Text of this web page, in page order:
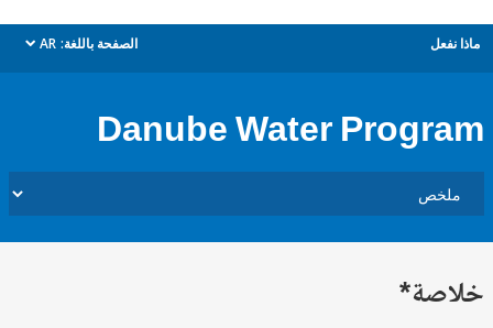
الصفحة باللغة: AR
dropdown
Danube Water